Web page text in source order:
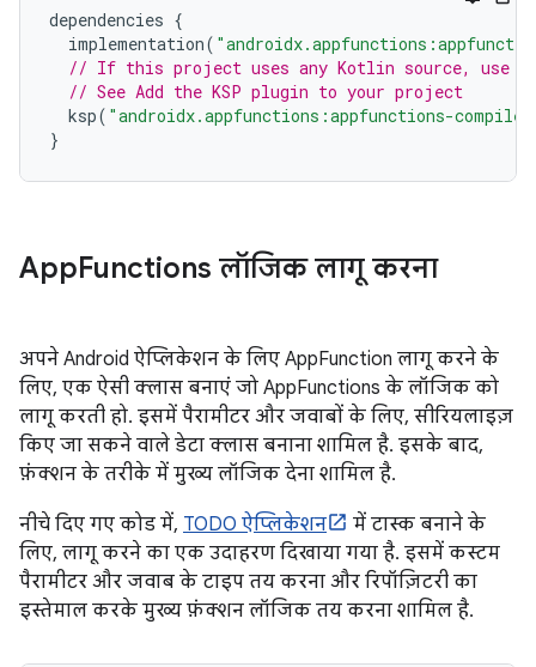
dependencies {
implementation(
// If this project uses any Kotlin source, use
// See Add the KSP plugin to your project
ksp( "androidx.appfunctions:appfunctions-
}
AppFunctions लॉजिक लागू करना
अपने Android ऐप्लिकेशन के लिए AppFunction लागू करने के
लिए, एक ऐसी क्लास बनाएं जो AppFunctions के लॉजिक को
लागू करती हो. इसमें पैरामीटर और जवाबों के लिए, सीरियलाइज़
किए जा सकने वाले डेटा क्लास बनाना शामिल है. इसके बाद,
फ़ंक्शन के तरीके में मुख्य लॉजिक देना शामिल है.
नीचे दिए गए कोड में, TODO ऐप्लिकेशन
में टास्क बनाने के
लिए, लागू करने का एक उदाहरण दिखाया गया है. इसमें कस्टम
पैरामीटर और जवाब के टाइप तय करना और रिपॉज़िटरी का
इस्तेमाल करके मुख्य फ़ंक्शन लॉजिक तय करना शामिल है.